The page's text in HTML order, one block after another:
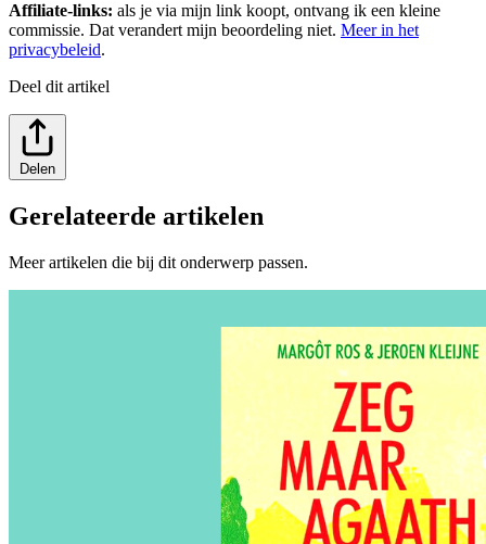
Affiliate-links: als je via mijn link koopt, ontvang ik een kleine
commissie. Dat verandert mijn beoordeling niet. Meer in het
privacybeleid.
Deel dit artikel
Delen
Gerelateerde artikelen
Meer artikelen die bij dit onderwerp passen.